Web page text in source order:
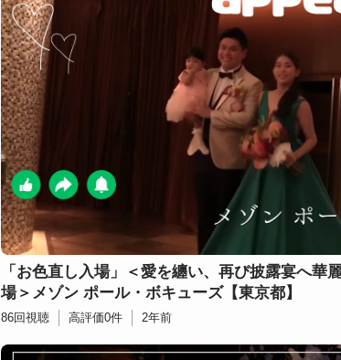
「お色直し入場」＜愛を纏い、再び披露宴へ華
場＞メゾン ポール・ボキューズ【東京都】
86回視聴 高評価0件 2年前